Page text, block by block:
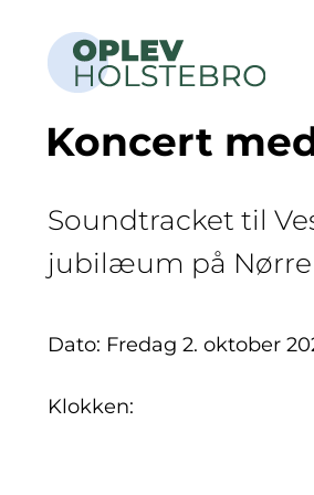
Koncert
Soundtracket til
jubilæum på Nørre
Dato: Fredag 2. oktober
Klokken: